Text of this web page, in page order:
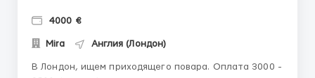
4000 €
Mira Англия (Лондон)
В Лондон, ищем приходящего повара. Оплата 3000 -